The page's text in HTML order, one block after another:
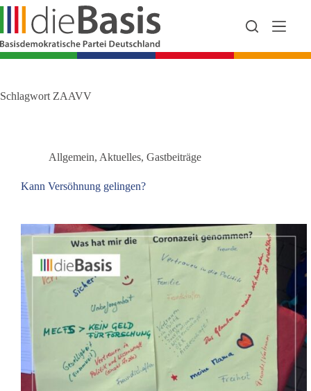
Zum
springen
Schlagwort ZAAVV
Allgemein, Aktuelles, Gastbeiträge
Kann Versöhnung gelingen?